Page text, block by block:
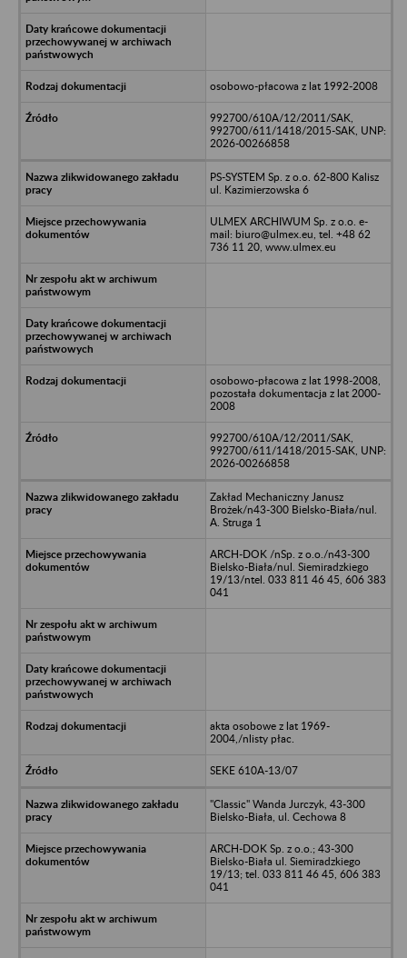
osobowo-płacowa z lat 1992-2008
992700/610A/12/2011/SAK,
992700/611/1418/2015-SAK, UNP:
2026-00266858
PS-SYSTEM Sp. z o.o. 62-800 Kalisz
ul. Kazimierzowska 6
ULMEX ARCHIWUM Sp. z o.o. e-
mail: biuro@ulmex.eu, tel. +48 62
736 11 20, www.ulmex.eu
osobowo-płacowa z lat 1998-2008,
pozostała dokumentacja z lat 2000-
2008
992700/610A/12/2011/SAK,
992700/611/1418/2015-SAK, UNP:
2026-00266858
Zakład Mechaniczny Janusz
Brożek/n43-300 Bielsko-Biała/nul.
A. Struga 1
ARCH-DOK /nSp. z o.o./n43-300
Bielsko-Biała/nul. Siemiradzkiego
19/13/ntel. 033 811 46 45, 606 383
041
akta osobowe z lat 1969-
2004,/nlisty płac.
SEKE 610A-13/07
"Classic" Wanda Jurczyk, 43-300
Bielsko-Biała, ul. Cechowa 8
ARCH-DOK Sp. z o.o.; 43-300
Bielsko-Biała ul. Siemiradzkiego
19/13; tel. 033 811 46 45, 606 383
041